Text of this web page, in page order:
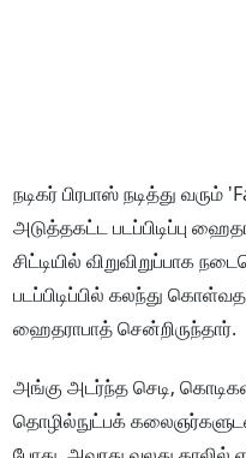
நடிகர் பிரபாஸ் நடித்து
அடுத்தகட்ட படப்பிடிப்பு
சிட்டியில் விறுவிறுப்பாக
படப்பிடிப்பில் கலந்து
ஹைதராபாத் சென்றிருந்தார்.
அங்கு அடர்ந்த செடி,
தொழில்நுட்பக்